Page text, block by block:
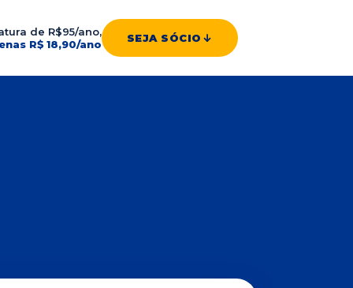
de R$95/ano,
R$ 18,90/ano
SEJA SÓCIO